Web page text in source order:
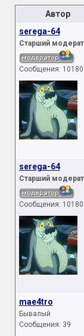
Автор
serega-64
Старший
Сообщения: 10180
serega-64
Старший
Сообщения: 10180
mae4tro
Бывалый
Сообщения: 39